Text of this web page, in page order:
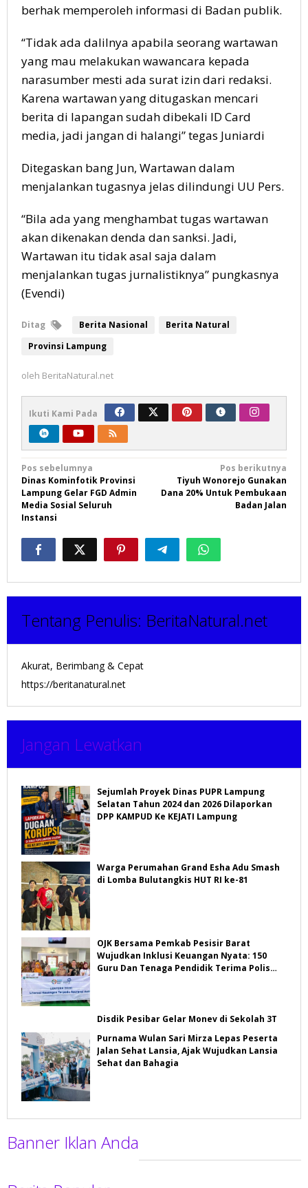
berhak memperoleh informasi di Badan publik.
“Tidak ada dalilnya apabila seorang wartawan
yang mau melakukan wawancara kepada
narasumber mesti ada surat izin dari redaksi.
Karena wartawan yang ditugaskan mencari
berita di lapangan sudah dibekali ID Card
media, jadi jangan di halangi” tegas Juniardi
Ditegaskan bang Jun, Wartawan dalam
menjalankan tugasnya jelas dilindungi UU Pers.
“Bila ada yang menghambat tugas wartawan
akan dikenakan denda dan sanksi. Jadi,
Wartawan itu tidak asal saja dalam
menjalankan tugas jurnalistiknya” pungkasnya
(Evendi)
Ditag Berita Nasional
Berita Natural
Provinsi Lampung
oleh BeritaNatural.net
Ikuti Kami Pada
Navigasi
pos
Pos sebelumnya
Dinas Kominfotik Provinsi
Lampung Gelar FGD Admin
Media Sosial Seluruh
Instansi
Pos berikutnya
Tiyuh Wonorejo Gunakan
Dana 20% Untuk Pembukaan
Badan Jalan
Tentang Penulis: BeritaNatural.net
Akurat, Berimbang & Cepat
https://beritanatural.net
Jangan Lewatkan
Sejumlah Proyek Dinas PUPR Lampung
Selatan Tahun 2024 dan 2026 Dilaporkan
DPP KAMPUD Ke KEJATI Lampung
Warga Perumahan Grand Esha Adu Smash
di Lomba Bulutangkis HUT RI ke-81
OJK Bersama Pemkab Pesisir Barat
Wujudkan Inklusi Keuangan Nyata: 150
Guru Dan Tenaga Pendidik Terima Polis
Disdik Pesibar Gelar Monev di Sekolah 3T
Purnama Wulan Sari Mirza Lepas Peserta
Jalan Sehat Lansia, Ajak Wujudkan Lansia
Sehat dan Bahagia
Banner Iklan Anda